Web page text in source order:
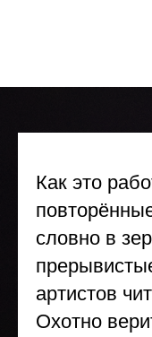
Как это
словно в
артистов
Охотно